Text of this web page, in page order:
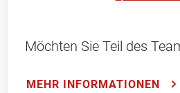
Möchten Sie Teil des
MEHR INFORMATIONEN